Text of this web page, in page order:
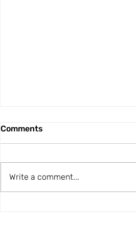
Comments
Write a comment...